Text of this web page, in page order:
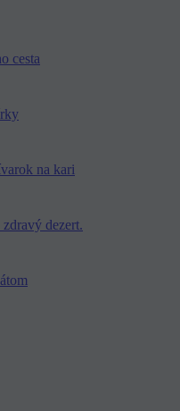
cesta
na kari
dezert.